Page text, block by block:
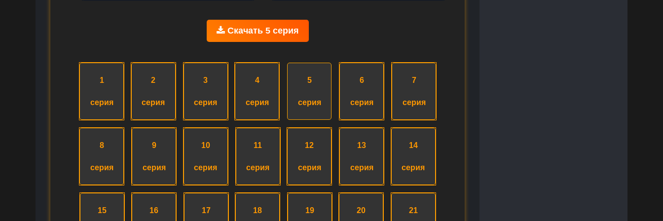
Скачать 5 серия
1
серия
2
серия
3
серия
4
серия
5
серия
6
серия
7
серия
8
серия
9
серия
10
серия
11
серия
12
серия
13
серия
14
серия
15 16 17 18 19 20 21